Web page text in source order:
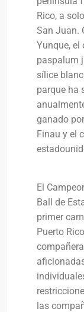
Rico, a
San Juan.
Yunque,
paspalum
sílice
parque ha
ganado
Finau y el
El
Ball de
primer
Puerto
las